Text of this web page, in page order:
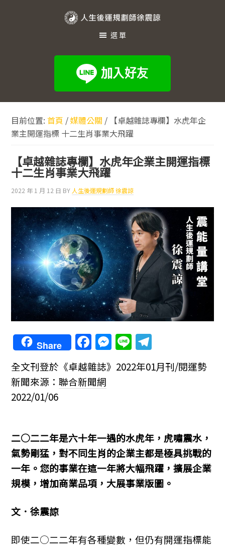
規
師
徐
震
諒
選單
目前位置:首頁 /媒體公關 / 【卓越雜誌專欄】水虎年企
業主開運指標 十二生肖事業大飛躍
【卓越雜誌專欄】水虎年企業主開運指標
十二生肖事業大飛躍
2022 年 1 月 12 日 BY 人生後運規劃師 徐震諒
Share F
a
c
e
o
k
M
e
ss
er
Li
n
e
el
e
全文刊登於《卓越雜誌》2022年01月刊/閱運勢
新聞來源：聯合新聞網
2022/01/06
二○二二年是六十年一遇的水虎年，虎嘯震水，
氣勢剛猛，對不同生肖的企業主都是極具挑戰的
一年。您的事業在這一年將大幅飛躍，擴展企業
規模，增加商業品項，大展事業版圖。
文．徐震諒
即使二○二二年有各種變數，但仍有開運指標能